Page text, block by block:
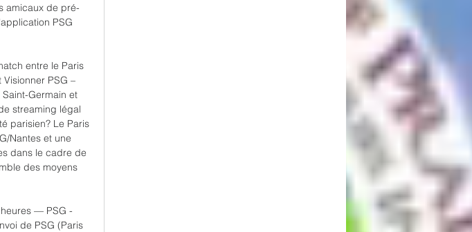
amicaux de pré-
PSG
entre le Paris
PSG –
Germain et
streaming légal
parisien? Le Paris
Nantes et une
dans le cadre de
des moyens
— PSG -
de PSG (Paris